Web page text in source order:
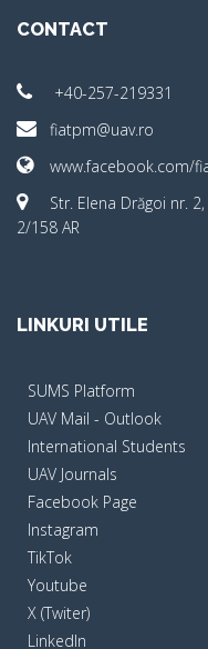
CONTACT
+40-257-219331
fiatpm@uav.ro
www.facebook.com/
Str. Elena Drăgoi nr.
2/158 AR
LINKURI UTILE
SUMS Platform
UAV Mail - Outlook
International Students
UAV Journals
Facebook Page
Instagram
TikTok
Youtube
X (Twiter)
LinkedIn